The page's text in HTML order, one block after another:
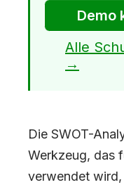
Demo
Alle
→
Die SWOT-
Werkzeug, das
verwendet